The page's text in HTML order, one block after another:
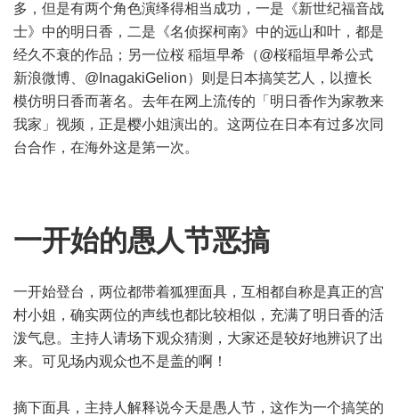
多，但是有两个角色演绎得相当成功，一是《新世纪福音战
士》中的明日香，二是《名侦探柯南》中的远山和叶，都是
经久不衰的作品；另一位桜 稲垣早希（@桜稲垣早希公式
新浪微博、 @InagakiGelion）则是日本搞笑艺人，以擅长
模仿明日香而著名。去年在网上流传的「明日香作为家教来
我家」视频，正是樱小姐演出的。这两位在日本有过多次同
台合作，在海外这是第一次。
一开始的愚人节恶搞
一开始登台，两位都带着狐狸面具，互相都自称是真正的宫
村小姐，确实两位的声线也都比较相似，充满了明日香的活
泼气息。主持人请场下观众猜测，大家还是较好地辨识了出
来。可见场内观众也不是盖的啊！
摘下面具，主持人解释说今天是愚人节，这作为一个搞笑的